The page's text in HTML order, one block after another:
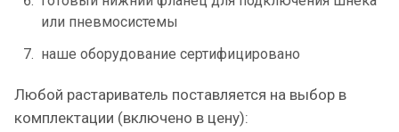
или пневмосистемы
наше оборудование сертифицировано
Любой растариватель поставляется на выбор в
комплектации (включено в цену):